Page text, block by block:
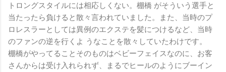
トロングスタイルには相応しくない。棚橋 がそういう選手と
当たったら負けると散々言われていました。また、当時のプ
ロレスラーとしては異例のエクステを髪につけるなど、当時
のファンの逆を行くよ うなことを散々していたわけです。
棚橋がやってることそのものはベビーフェイスなのに、お客
さんからは受け入れられず、まるでヒールのようにブーイン